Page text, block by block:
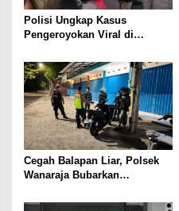
Polisi Ungkap Kasus
Pengeroyokan Viral di
Knalpot Brong
Cegah Balapan Liar, Polsek
Wanaraja Bubarkan
Amankan Sepeda Motor